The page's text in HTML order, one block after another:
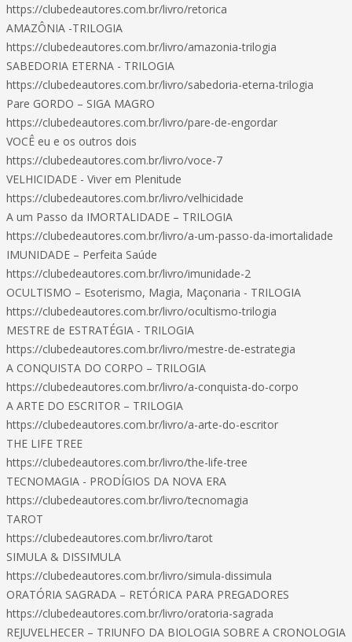
https://clubedeautores.com.br/livro/retorica
AMAZÔNIA -TRILOGIA
https://clubedeautores.com.br/livro/amazonia-trilogia
SABEDORIA ETERNA - TRILOGIA
https://clubedeautores.com.br/livro/sabedoria-eterna-trilogia
Pare GORDO – SIGA MAGRO
https://clubedeautores.com.br/livro/pare-de-engordar
VOCÊ eu e os outros dois
https://clubedeautores.com.br/livro/voce-7
VELHICIDADE - Viver em Plenitude
https://clubedeautores.com.br/livro/velhicidade
A um Passo da IMORTALIDADE – TRILOGIA
https://clubedeautores.com.br/livro/a-um-passo-da-imortalidade
IMUNIDADE – Perfeita Saúde
https://clubedeautores.com.br/livro/imunidade-2
OCULTISMO – Esoterismo, Magia, Maçonaria - TRILOGIA
https://clubedeautores.com.br/livro/ocultismo-trilogia
MESTRE de ESTRATÉGIA - TRILOGIA
https://clubedeautores.com.br/livro/mestre-de-estrategia
A CONQUISTA DO CORPO – TRILOGIA
https://clubedeautores.com.br/livro/a-conquista-do-corpo
A ARTE DO ESCRITOR – TRILOGIA
https://clubedeautores.com.br/livro/a-arte-do-escritor
THE LIFE TREE
https://clubedeautores.com.br/livro/the-life-tree
TECNOMAGIA - PRODÍGIOS DA NOVA ERA
https://clubedeautores.com.br/livro/tecnomagia
TAROT
https://clubedeautores.com.br/livro/tarot
SIMULA & DISSIMULA
https://clubedeautores.com.br/livro/simula-dissimula
ORATÓRIA SAGRADA – RETÓRICA PARA PREGADORES
https://clubedeautores.com.br/livro/oratoria-sagrada
REJUVELHECER – TRIUNFO DA BIOLOGIA SOBRE A CRONOLOGIA